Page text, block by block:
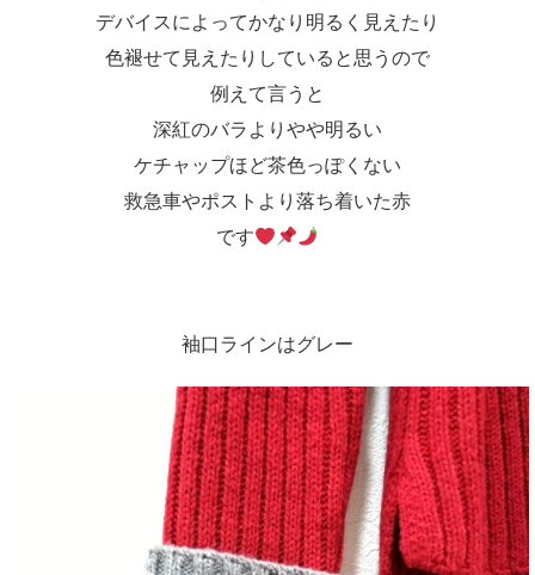
デバイスによってかなり明るく見えたり
色褪せて見えたりしていると思うので
例えて言うと
深紅のバラよりやや明るい
ケチャップほど茶色っぽくない
救急車やポストより落ち着いた赤
です
袖口ラインはグレー